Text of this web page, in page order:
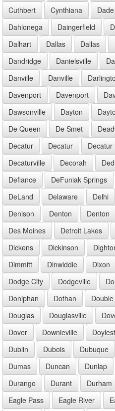
Cuthbert
Cynthiana
Dahlonega
Daingerfield
Dalhart
Dallas Dallas
Dandridge
Danielsville
Danville
Danville
Davenport
Davenport
Dawsonville
Dayton
De Queen
De Smet
Decatur
Decatur Decatur
Decaturville
Decorah
Defiance
DeFuniak Springs
DeLand
Delaware Delhi
Denison
Denton Denton
Des Moines
Detroit Lakes
Dickens
Dickinson
Dimmitt
Dinwiddie Dixon
Dodge City
Dodgeville
Doniphan
Dothan
Douglas
Douglasville
Dover
Downieville
Dublin
Dubois Dubuque
Dumas
Duncan Dunlap
Durango
Durant Durham
Eagle Pass
Eagle River